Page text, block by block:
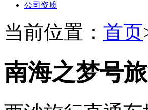
公司资质
当前位置： 首页
南海之梦号